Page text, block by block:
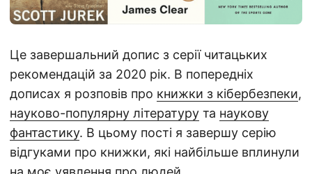
Це завершальний допис з серії читацьких
рекомендацій за 2020 рік. В попередніх
дописах я розповів про книжки з кібербезпеки,
науково-популярну літературу та наукову
фантастику. В цьому пості я завершу серію
відгуками про книжки, які найбільше вплинули